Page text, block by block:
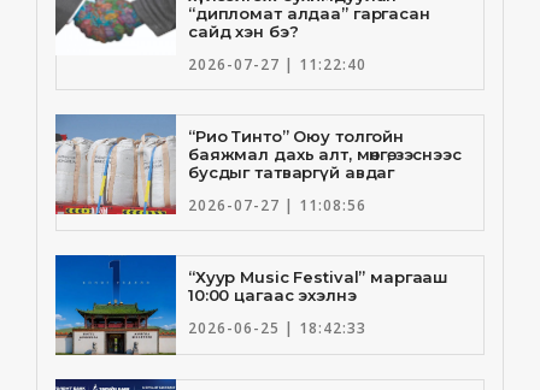
“дипломат алдаа” гаргасан
сайд хэн бэ?
2026-07-27 | 11:22:40
“Рио Тинто” Оюу толгойн
баяжмал дахь алт, мөнгө, зэснээс
бусдыг татваргүй авдаг
2026-07-27 | 11:08:56
“Хуур Music Festival” маргааш
10:00 цагаас эхэлнэ
2026-06-25 | 18:42:33